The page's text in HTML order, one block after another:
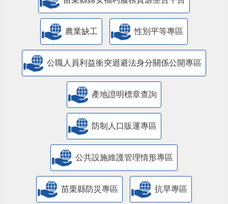
農業缺工 性別平等專區
公職人員利益衝突迴避法身分關係公開專區
產地證明標章查詢
防制人口販運專區
​公共設施維護管理情形專區
苗栗縣防災專區 抗旱專區